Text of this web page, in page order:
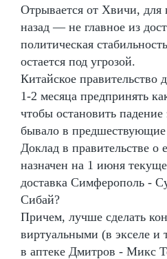
Отрывается от Хвичи, для
назад — не главное из
политическая
остается под угрозой.
Китайское
1-2 месяца предпринять
чтобы остановить
бывало в
Доклад в правительстве о
назначен на 1 июня
доставка Симферополь -
Сибай?
Причем, лучше сделать
виртуальными (в экселе и
в аптеке Дмитров - Микс